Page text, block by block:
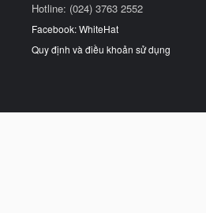
Hotline: (024) 3763 2552
Facebook: WhiteHat
Quy định và điều khoản sử dụng